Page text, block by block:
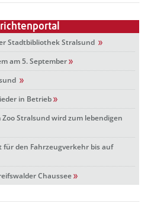
Stadtbibliothek Stralsund
am 5. September
in Betrieb
Zoo Stralsund wird zum lebendigen
für den Fahrzeugverkehr bis auf
Chaussee